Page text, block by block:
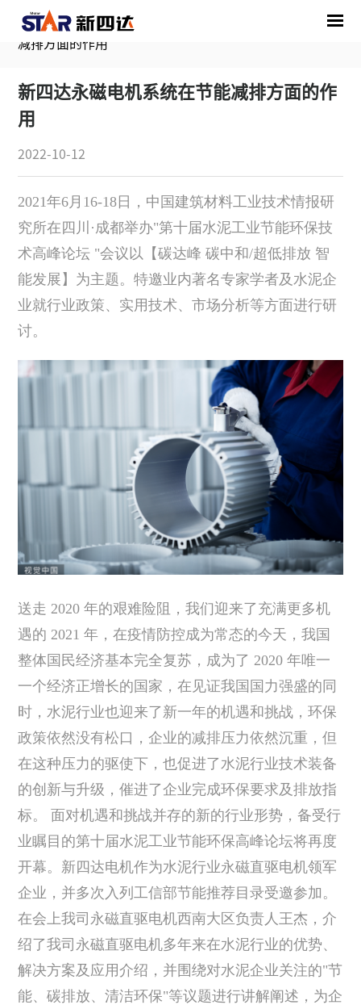
首页/媒体中心/行业动态
新四达永磁电机系统在节能
减排方面的作用
新四达永磁电机系统在节能减排方面的作
用
2022-10-12
2021年6月16-18日，中国建筑材料工业技术情报研
究所在四川·成都举办"第十届水泥工业节能环保技
术高峰论坛 "会议以【碳达峰 碳中和/超低排放 智
能发展】为主题。特邀业内著名专家学者及水泥企
业就行业政策、实用技术、市场分析等方面进行研
讨。
送走 2020 年的艰难险阻，我们迎来了充满更多机
遇的 2021 年，在疫情防控成为常态的今天，我国
整体国民经济基本完全复苏，成为了 2020 年唯一
一个经济正增长的国家，在见证我国国力强盛的同
时，水泥行业也迎来了新一年的机遇和挑战，环保
政策依然没有松口，企业的减排压力依然沉重，但
在这种压力的驱使下，也促进了水泥行业技术装备
的创新与升级，催进了企业完成环保要求及排放指
标。 面对机遇和挑战并存的新的行业形势，备受行
业瞩目的第十届水泥工业节能环保高峰论坛将再度
开幕。新四达电机作为水泥行业永磁直驱电机领军
企业，并多次入列工信部节能推荐目录受邀参加。
在会上我司永磁直驱电机西南大区负责人王杰，介
绍了我司永磁直驱电机多年来在水泥行业的优势、
解决方案及应用介绍，并围绕对水泥企业关注的"节
能、碳排放、清洁环保"等议题进行讲解阐述，为企